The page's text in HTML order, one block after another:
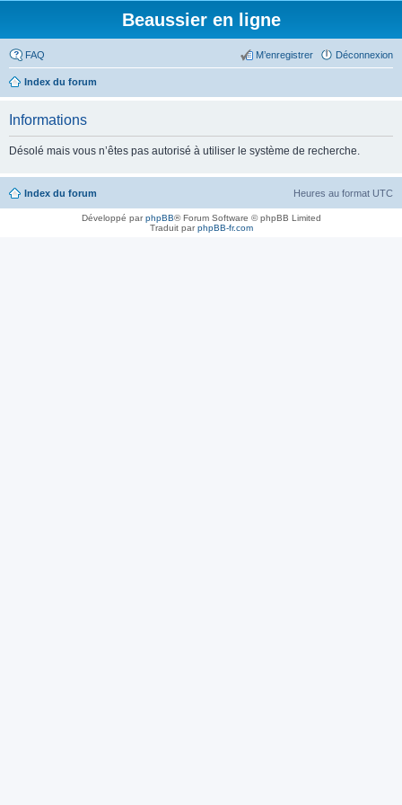
Beaussier en ligne
FAQ Déconnexion
M’enregistrer
Index du forum
Informations
Désolé mais vous n’êtes pas autorisé à utiliser le système de recherche.
Index du forum Heures au format UTC
Développé parphpBB® Forum Software © phpBB Limited
Traduit parphpBB-fr.com